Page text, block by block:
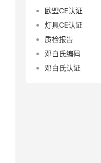
欧盟CE认证
灯具CE认证
质检报告
邓白氏编码
邓白氏认证